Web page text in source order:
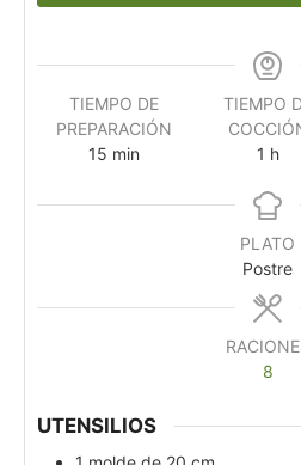
TIEMPO DE
PREPARACIÓN
15 min
TIEMPO
1 h
PLATO
Postre
8
UTENSILIOS